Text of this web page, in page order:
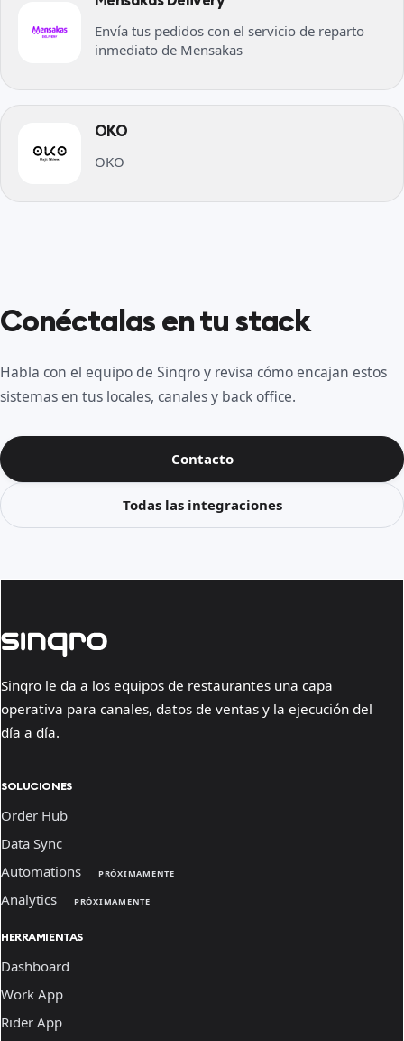
Envía tus pedidos con el servicio de reparto
inmediato de Mensakas
OKO
OKO
Conéctalas en tu stack
Habla con el equipo de Sinqro y revisa cómo encajan estos
sistemas en tus locales, canales y back office.
Contacto
Todas las integraciones
Sinqro le da a los equipos de restaurantes una capa
operativa para canales, datos de ventas y la ejecución del
día a día.
SOLUCIONES
Order Hub
Data Sync
Automations
PRÓXIMAMENTE
Analytics PRÓXIMAMENTE
HERRAMIENTAS
Dashboard
Work App
Rider App